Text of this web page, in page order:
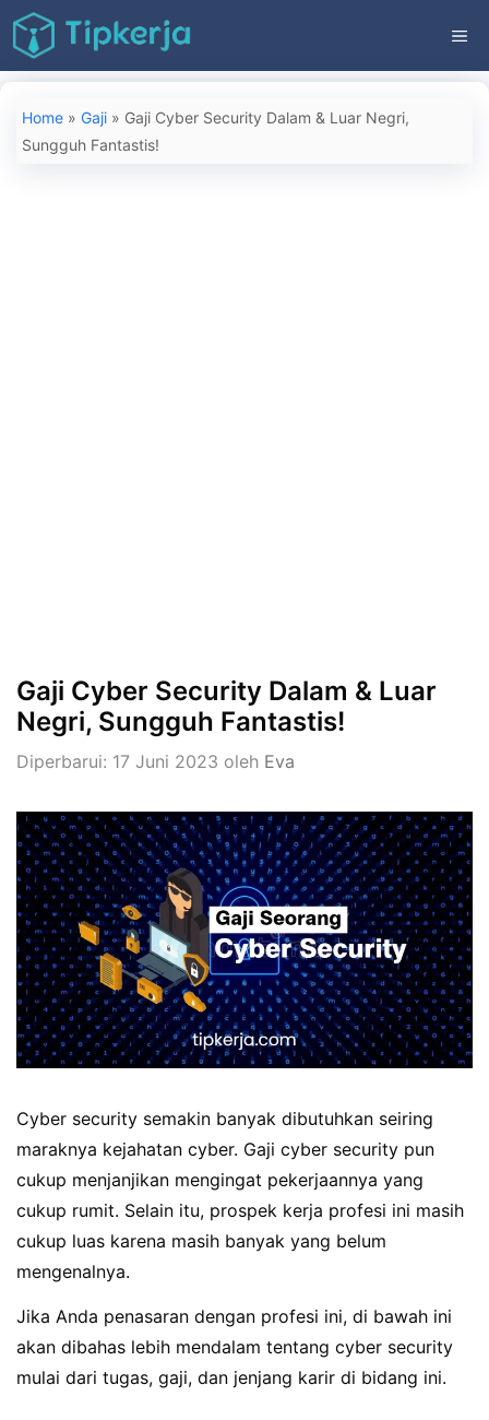
Langsung
ke
isi
Home » Gaji » Gaji Cyber Security Dalam & Luar Negri,
Sungguh Fantastis!
Gaji Cyber Security Dalam & Luar
Negri, Sungguh Fantastis!
Diperbarui: 17 Juni 2023 oleh Eva
Cyber security semakin banyak dibutuhkan seiring
maraknya kejahatan cyber. Gaji cyber security pun
cukup menjanjikan mengingat pekerjaannya yang
cukup rumit. Selain itu, prospek kerja profesi ini masih
cukup luas karena masih banyak yang belum
mengenalnya.
Jika Anda penasaran dengan profesi ini, di bawah ini
akan dibahas lebih mendalam tentang cyber security
mulai dari tugas, gaji, dan jenjang karir di bidang ini.